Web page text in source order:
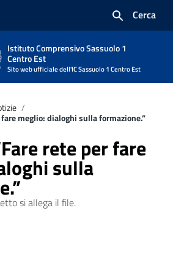
Cerca
Istituto Comprensivo Sassuolo 1
Centro Est
Sito web ufficiale dell'IC Sassuolo 1 Centro Est
/
meglio: dialoghi sulla formazione.”
rete per fare
sulla
si allega il file.